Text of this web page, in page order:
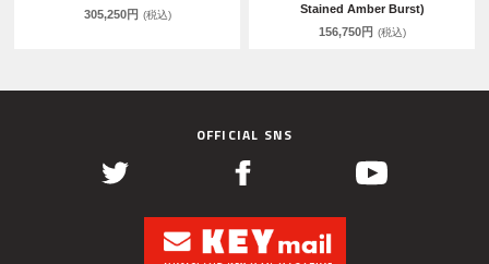
305,250円 (税込)
Stained Amber Burst)
156,750円 (税込)
OFFICIAL SNS